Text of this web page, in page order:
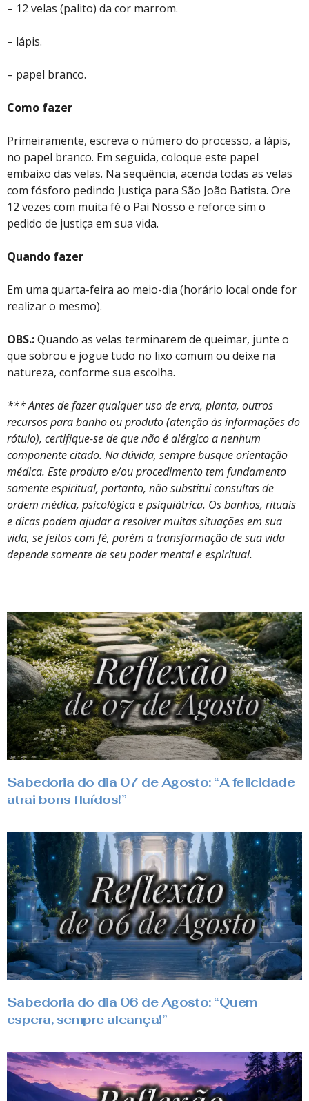
– 12 velas (palito) da cor marrom.
– lápis.
– papel branco.
Como fazer
Primeiramente, escreva o número do processo, a lápis,
no papel branco. Em seguida, coloque este papel
embaixo das velas. Na sequência, acenda todas as velas
com fósforo pedindo Justiça para São João Batista. Ore
12 vezes com muita fé o Pai Nosso e reforce sim o
pedido de justiça em sua vida.
Quando fazer
Em uma quarta-feira ao meio-dia (horário local onde for
realizar o mesmo).
OBS.:Quando as velas terminarem de queimar, junte o
que sobrou e jogue tudo no lixo comum ou deixe na
natureza, conforme sua escolha.
*** Antes de fazer qualquer uso de erva, planta, outros
recursos para banho ou produto (atenção às informações do
rótulo), certifique-se de que não é alérgico a nenhum
componente citado. Na dúvida, sempre busque orientação
médica. Este produto e/ou procedimento tem fundamento
somente espiritual, portanto, não substitui consultas de
ordem médica, psicológica e psiquiátrica. Os banhos, rituais
e dicas podem ajudar a resolver muitas situações em sua
vida, se feitos com fé, porém a transformação de sua vida
depende somente de seu poder mental e espiritual.
Sabedoria do dia 07 de Agosto: “A felicidade
atrai bons fluídos!”
Sabedoria do dia 06 de Agosto: “Quem
espera, sempre alcança!”